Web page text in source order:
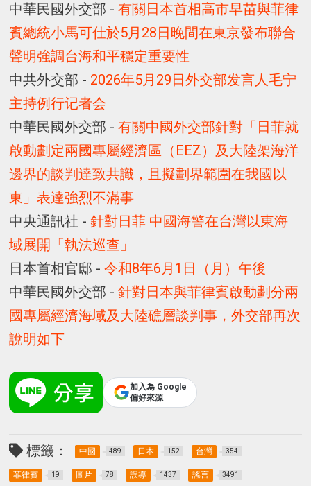
中華民國外交部 -有關日本首相高市早苗與菲律
賓總統小馬可仕於5月28日晚間在東京發布聯合
聲明強調台海和平穩定重要性
中共外交部 - 2026年5月29日外交部发言人毛宁
主持例行记者会
中華民國外交部 -有關中國外交部針對「日菲就
啟動劃定兩國專屬經濟區（EEZ）及大陸架海洋
邊界的談判達致共識，且擬劃界範圍在我國以
東」表達強烈不滿事
中央通訊社 -針對日菲 中國海警在台灣以東海
域展開「執法巡查」
日本首相官邸 -令和8年6月1日（月）午後
中華民國外交部 -針對日本與菲律賓啟動劃分兩
國專屬經濟海域及大陸礁層談判事，外交部再次
說明如下
加入為 Google
偏好來源
標籤： 中國 489 日本 152 台灣 354
菲律賓 19 圖片 78 誤導 1437 謠言 3491